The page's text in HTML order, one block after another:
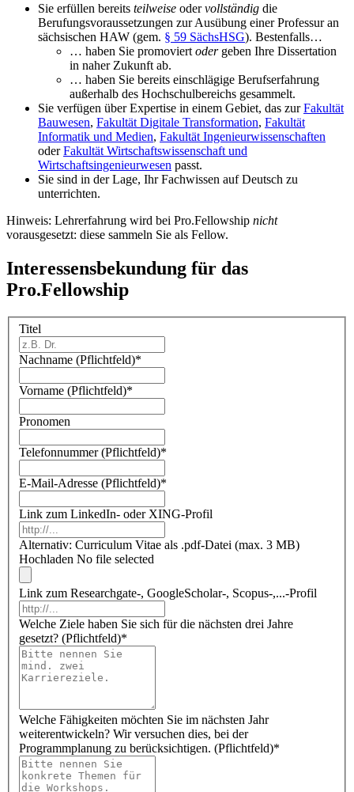
Sie erfüllen bereits teilweise odervollständig die
Berufungsvoraussetzungen zur Ausübung einer Professur an
sächsischen HAW (gem. § 59 SächsHSG). Bestenfalls…
… haben Sie promoviert oder geben Ihre Dissertation
in naher Zukunft ab.
… haben Sie bereits einschlägige Berufserfahrung
außerhalb des Hochschulbereichs gesammelt.
Sie verfügen über Expertise in einem Gebiet, das zurFakultät
Bauwesen, Fakultät Digitale Transformation, Fakultät
Informatik und Medien, Fakultät Ingenieurwissenschaften
oderFakultät Wirtschaftswissenschaft und
Wirtschaftsingenieurwesen passt.
Sie sind in der Lage, Ihr Fachwissen auf Deutsch zu
unterrichten.
Hinweis: Lehrerfahrung wird bei Pro.Fellowship nicht
vorausgesetzt: diese sammeln Sie als Fellow.
Interessensbekundung für das
Pro.Fellowship
Titel
Nachname (Pflichtfeld)*
Vorname (Pflichtfeld)*
Pronomen
Telefonnummer (Pflichtfeld)*
E-Mail-Adresse (Pflichtfeld)*
Link zum LinkedIn- oder XING-Profil
Alternativ: Curriculum Vitae als .pdf-Datei (max. 3 MB)
Hochladen No file selected
Link zum Researchgate-, GoogleScholar-, Scopus-,...-Profil
Welche Ziele haben Sie sich für die nächsten drei Jahre
gesetzt? (Pflichtfeld)*
Welche Fähigkeiten möchten Sie im nächsten Jahr
weiterentwickeln? Wir versuchen dies, bei der
Programmplanung zu berücksichtigen. (Pflichtfeld)*